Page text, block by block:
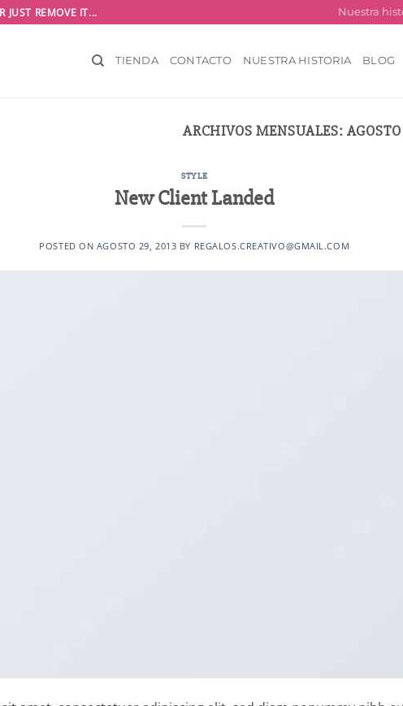
JUST REMOVE IT... Nuestra
TIENDA CONTACTO NUESTRA HISTORIA BLOG
ARCHIVOS MENSUALES:
STYLE
New Client Landed
POSTED ON AGOSTO 29, 2013 BY REGALOS.CREATIVO@GMAIL.COM